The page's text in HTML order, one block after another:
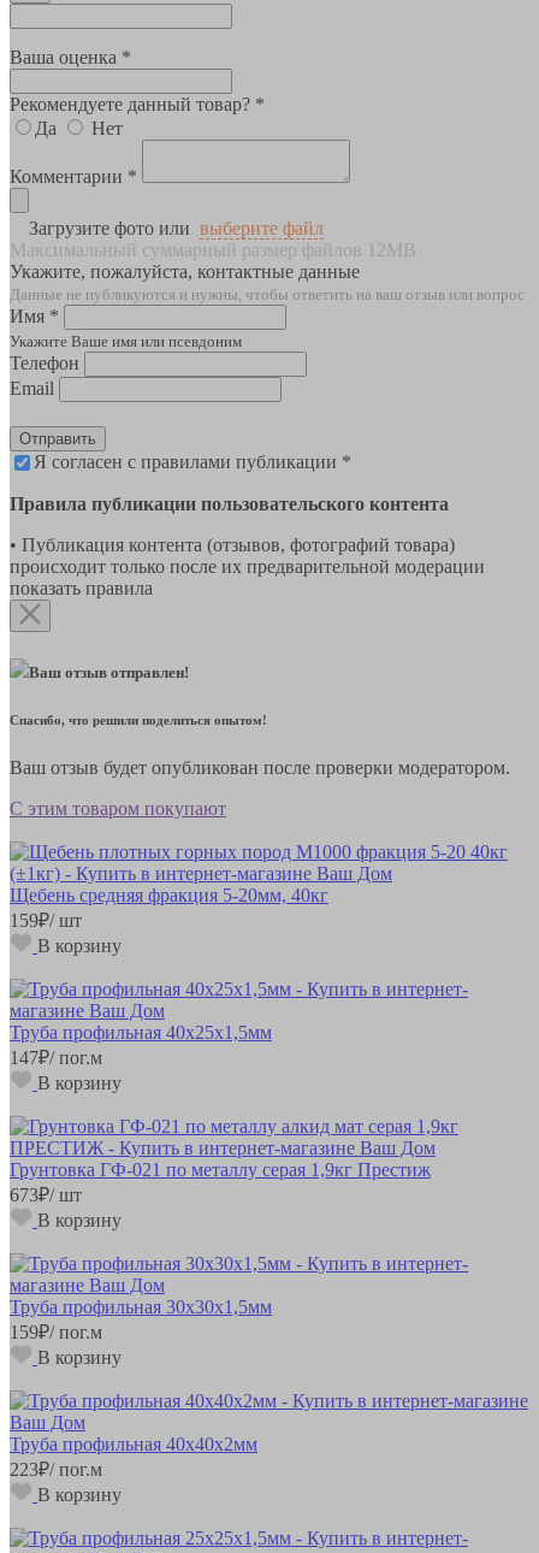
Ваша оценка *
Рекомендуете данный товар? *
Да
Нет
Комментарии *
Загрузите фото или выберите файл
Максимальный суммарный размер файлов 12MB
Укажите, пожалуйста, контактные данные
Данные не публикуются и нужны, чтобы ответить на ваш отзыв или вопрос
Имя *
Укажите Ваше имя или псевдоним
Телефон
Email
Отправить
Я согласен с правилами публикации *
Правила публикации пользовательского контента
• Публикация контента (отзывов, фотографий товара)
происходит только после их предварительной модерации
показать правила
Ваш отзыв отправлен!
Спасибо, что решили поделиться опытом!
Ваш отзыв будет опубликован после проверки модератором.
С этим товаром покупают
Щебень средняя фракция 5-20мм, 40кг
159₽/ шт
В корзину
Труба профильная 40х25х1,5мм
147₽/ пог.м
В корзину
Грунтовка ГФ-021 по металлу серая 1,9кг Престиж
673₽/ шт
В корзину
Труба профильная 30х30х1,5мм
159₽/ пог.м
В корзину
Труба профильная 40х40х2мм
223₽/ пог.м
В корзину